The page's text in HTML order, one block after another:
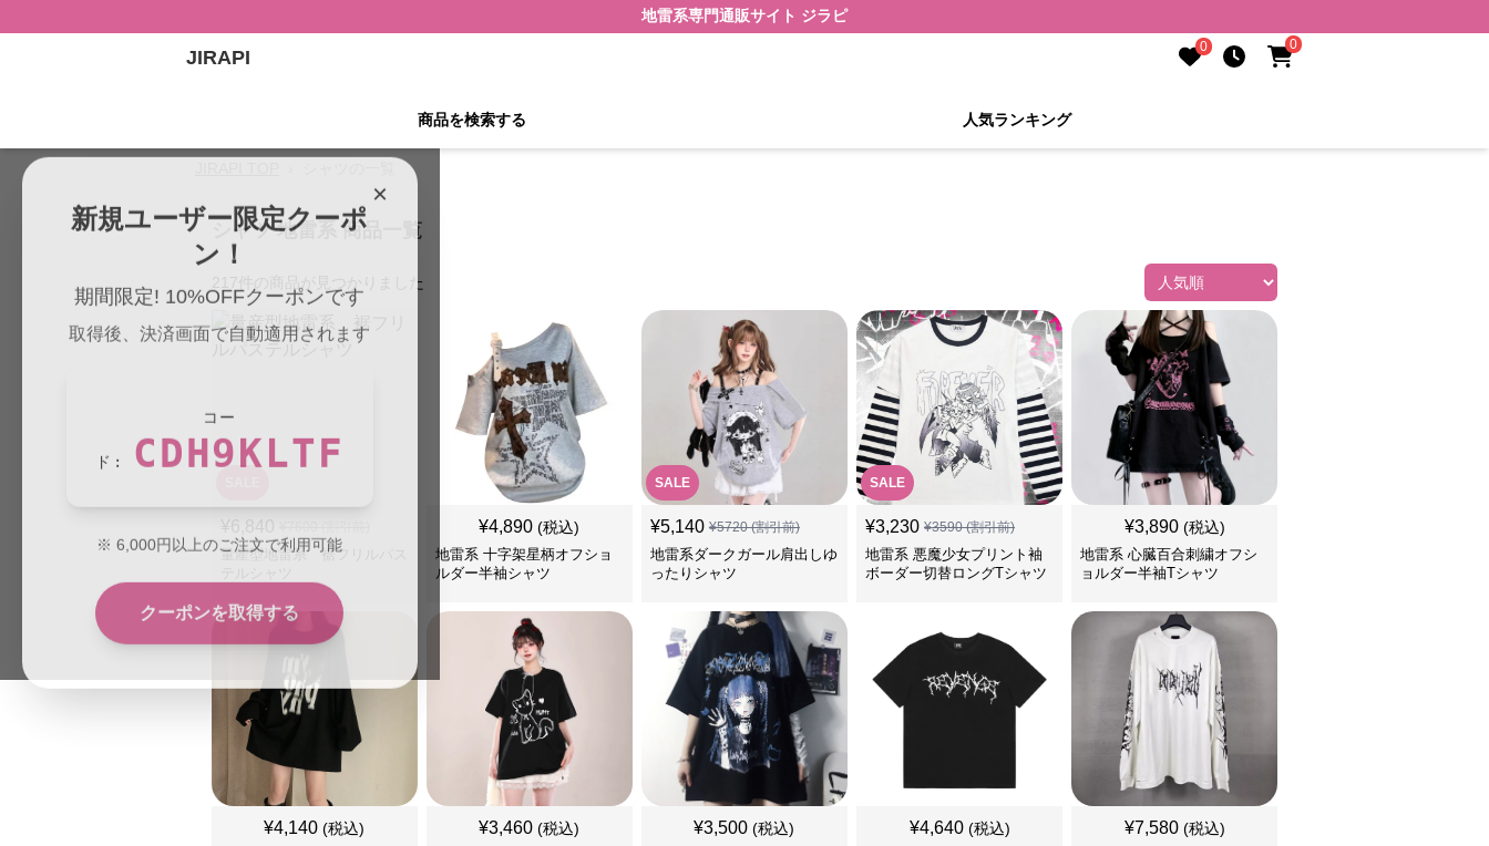
地雷系専門通販サイト ジラピ
JIRAPI 0 0
商品を検索する 人気ランキング
×
新規ユーザー限定クーポ
ン！
期間限定! 10%OFFクーポンです
取得後、決済画面で自動適用されます
ド: CDH9KLTF
※ 6,000円以上のご注文で利用可能
クーポンを取得する
シャツ 地雷系 商品一覧
件の商品が見つかりました
¥ 6,840
量産型地雷系 裾フリルパス
¥4,890 (税込)
地雷系 十字架星柄オフショ
ルダー半袖シャツ
SALE
¥5,140 ¥5720(割引前)
地雷系ダークガール肩出しゆ
ったりシャツ
SALE
¥3,230 ¥3590(割引前)
地雷系 悪魔少女プリント袖
ボーダー切替ロングTシャツ
¥3,890 (税込)
地雷系 心臓百合刺繍オフシ
ョルダー半袖Tシャツ
¥4,140 (税込) ¥3,460 (税込) ¥3,500 (税込) ¥4,640 (税込) ¥7,580 (税込)